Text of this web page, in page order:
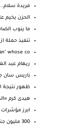
فريدة
الحزن يخيم على
ما ينوب
تنفيذ حملة
whose co...
ريهام عبد
باريس سان
ظهور نتيجة الثانوية
هيدى كرم
ابرز مؤشرات
300 مليون جنيه تكلفة مشروع تطوير مسار العائلة المقدسة